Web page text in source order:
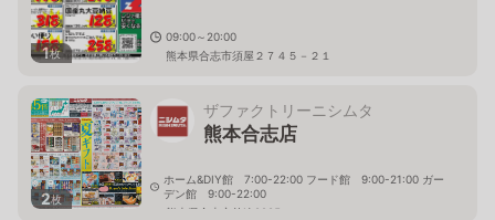
1枚
09:00～20:00
熊本県合志市須屋２７４５－２１
2枚
ザファクトリーニシムタ
熊本合志店
ホーム&DIY館 7:00-22:00 フード館 9:00-21:00 ガー
デン館 9:00-22:00
熊本県合志市竹迫2285